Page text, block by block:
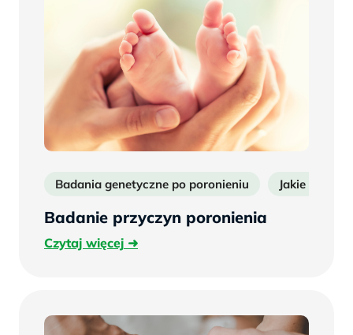
Badania genetyczne po poronieniu Jakie
Badanie przyczyn poronienia
Czytaj więcejCzytaj